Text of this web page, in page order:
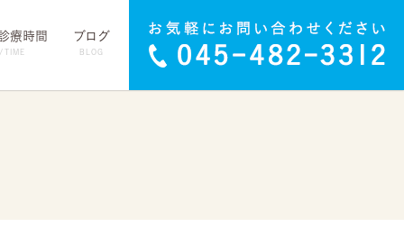
療時間
TIME
ブログ
BLOG